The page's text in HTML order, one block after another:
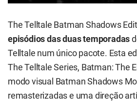
The Telltale Batman Shadows
episódios das duas temporadas
Telltale num único pacote. Esta
The Telltale Series, Batman: The
modo visual Batman Shadows
remasterizadas e uma direção